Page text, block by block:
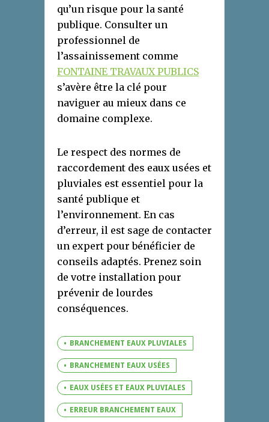
qu’un risque pour la santé
publique. Consulter un
professionnel de
l’assainissement comme
FONTAINE TRAVAUX PUBLICS
s’avère être la clé pour
naviguer au mieux dans ce
domaine complexe.
Le respect des normes de
raccordement des eaux usées et
pluviales est essentiel pour la
santé publique et
l’environnement. En cas
d’erreur, il est sage de contacter
un expert pour bénéficier de
conseils adaptés. Prenez soin
de votre installation pour
prévenir de lourdes
conséquences.
BRANCHEMENT EAUX PLUVIALES
BRANCHEMENT EAUX USÉES
EAUX USÉES ET EAUX PLUVIALES
ERREUR BRANCHEMENT EAUX